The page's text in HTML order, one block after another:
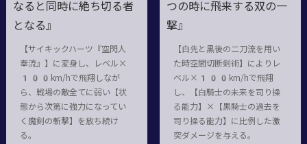
なると同時に絶ち切る者
となる』
【サイキックハーツ『空閃人
奉流』】に変身し、レベル×
100km/hで飛翔しなが
ら、戦場の敵全てに弱い【状
態から次第に強力になってい
く魔剣の斬撃】を放ち続け
る。
つの時に飛来する双の一
撃』
【白先と黒後の二刀流を用い
た時空間切断剣術】によりレ
ベル×100km/hで飛翔
し、【白騎士の未来を司り操
る能力】×【黒騎士の過去を
司り操る能力】に比例した激
突ダメージを与える。